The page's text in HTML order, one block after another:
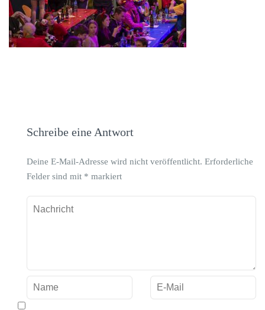
Schreibe eine Antwort
Deine E-Mail-Adresse wird nicht veröffentlicht. Erforderliche
Felder sind mit * markiert